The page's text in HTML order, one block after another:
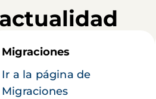
Migraciones
Ir a la página de
Migraciones